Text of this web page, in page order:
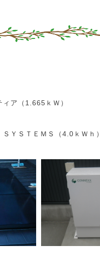
ア（1.665ｋＷ）
ＹＳＴＥＭＳ（4.0ｋＷｈ）